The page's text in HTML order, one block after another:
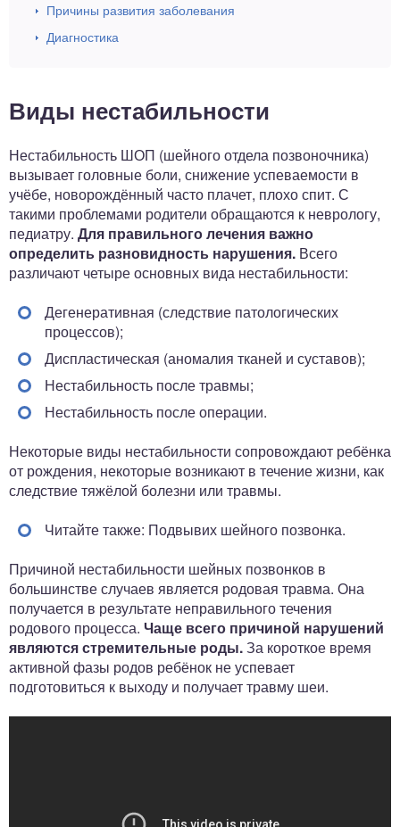
Причины развития заболевания
Диагностика
Виды нестабильности
Нестабильность ШОП (шейного отдела позвоночника)
вызывает головные боли, снижение успеваемости в
учёбе, новорождённый часто плачет, плохо спит. С
такими проблемами родители обращаются к неврологу,
педиатру. Для правильного лечения важно
определить разновидность нарушения. Всего
различают четыре основных вида нестабильности:
Дегенеративная (следствие патологических
процессов);
Диспластическая (аномалия тканей и суставов);
Нестабильность после травмы;
Нестабильность после операции.
Некоторые виды нестабильности сопровождают ребёнка
от рождения, некоторые возникают в течение жизни, как
следствие тяжёлой болезни или травмы.
Читайте также: Подвывих шейного позвонка.
Причиной нестабильности шейных позвонков в
большинстве случаев является родовая травма. Она
получается в результате неправильного течения
родового процесса. Чаще всего причиной нарушений
являются стремительные роды.За короткое время
активной фазы родов ребёнок не успевает
подготовиться к выходу и получает травму шеи.